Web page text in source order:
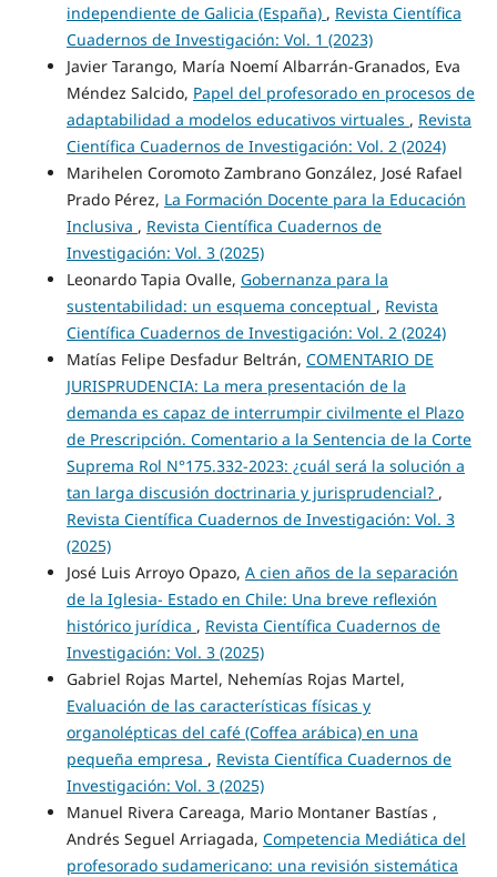
independiente de Galicia (España) , Revista Científica
Cuadernos de Investigación: Vol. 1 (2023)
Javier Tarango, María Noemí Albarrán-Granados, Eva
Méndez Salcido, Papel del profesorado en procesos de
adaptabilidad a modelos educativos virtuales , Revista
Científica Cuadernos de Investigación: Vol. 2 (2024)
Marihelen Coromoto Zambrano González, José Rafael
Prado Pérez, La Formación Docente para la Educación
Inclusiva , Revista Científica Cuadernos de
Investigación: Vol. 3 (2025)
Leonardo Tapia Ovalle, Gobernanza para la
sustentabilidad: un esquema conceptual , Revista
Científica Cuadernos de Investigación: Vol. 2 (2024)
Matías Felipe Desfadur Beltrán, COMENTARIO DE
JURISPRUDENCIA: La mera presentación de la
demanda es capaz de interrumpir civilmente el Plazo
de Prescripción. Comentario a la Sentencia de la Corte
Suprema Rol N°175.332-2023: ¿cuál será la solución a
tan larga discusión doctrinaria y jurisprudencial? ,
Revista Científica Cuadernos de Investigación: Vol. 3
(2025)
José Luis Arroyo Opazo, A cien años de la separación
de la Iglesia- Estado en Chile: Una breve reflexión
histórico jurídica , Revista Científica Cuadernos de
Investigación: Vol. 3 (2025)
Gabriel Rojas Martel, Nehemías Rojas Martel,
Evaluación de las características físicas y
organolépticas del café (Coffea arábica) en una
pequeña empresa , Revista Científica Cuadernos de
Investigación: Vol. 3 (2025)
Manuel Rivera Careaga, Mario Montaner Bastías ,
Andrés Seguel Arriagada, Competencia Mediática del
profesorado sudamericano: una revisión sistemática